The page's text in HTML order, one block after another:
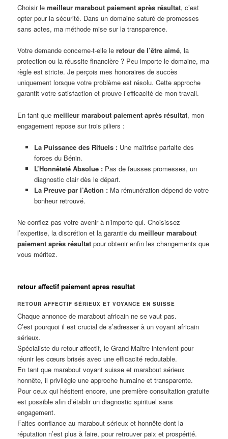
Choisir lemeilleur marabout paiement après résultat, c’est
opter pour la sécurité. Dans un domaine saturé de promesses
sans actes, ma méthode mise sur la transparence.
Votre demande concerne-t-elle leretour de l’être aimé, la
protection ou la réussite financière ? Peu importe le domaine, ma
règle est stricte. Je perçois mes honoraires de succès
uniquement lorsque votre problème est résolu. Cette approche
garantit votre satisfaction et prouve l’efficacité de mon travail.
En tant quemeilleur marabout paiement après résultat, mon
engagement repose sur trois piliers :
La Puissance des Rituels :Une maîtrise parfaite des
forces du Bénin.
L’Honnêteté Absolue :Pas de fausses promesses, un
diagnostic clair dès le départ.
La Preuve par l’Action :Ma rémunération dépend de votre
bonheur retrouvé.
Ne confiez pas votre avenir à n’importe qui. Choisissez
l’expertise, la discrétion et la garantie dumeilleur marabout
paiement après résultat pour obtenir enfin les changements que
vous méritez.
retour affectif paiement apres resultat
RETOUR AFFECTIF SÉRIEUX ET VOYANCE EN SUISSE
Chaque annonce de marabout africain ne se vaut pas.
C’est pourquoi il est crucial de s’adresser à un voyant africain
sérieux.
Spécialiste du retour affectif, le Grand Maître intervient pour
réunir les cœurs brisés avec une efficacité redoutable.
En tant que marabout voyant suisse et marabout sérieux
honnête, il privilégie une approche humaine et transparente.
Pour ceux qui hésitent encore, une première consultation gratuite
est possible afin d’établir un diagnostic spirituel sans
engagement.
Faites confiance au marabout sérieux et honnête dont la
réputation n’est plus à faire, pour retrouver paix et prospérité.